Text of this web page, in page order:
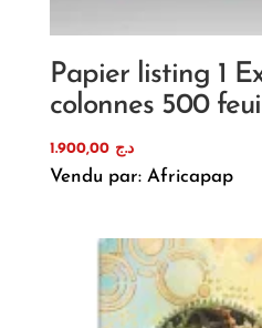
Papier listing 1
colonnes 500
د.ج 1.900,00
Vendu par: Africapap